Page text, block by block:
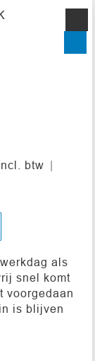
btw
als
snel komt
voorgedaan
is blijven